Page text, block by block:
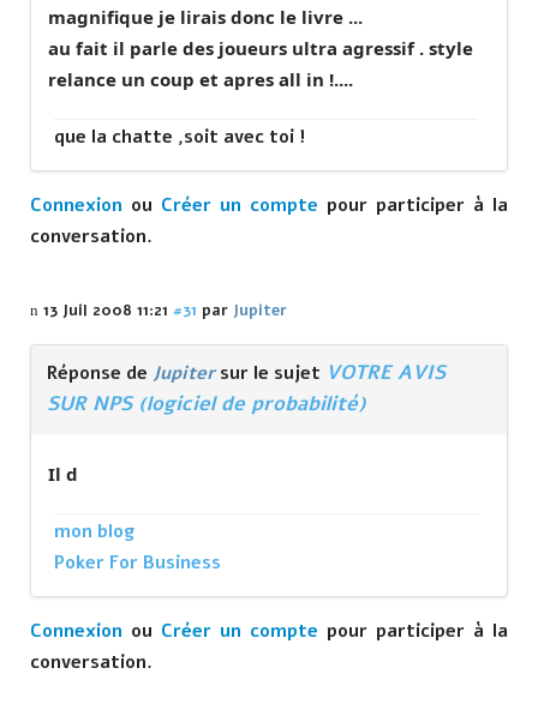
magnifique je lirais donc le livre ...
au fait il parle des joueurs ultra agressif . style
relance un coup et apres all in !....
que la chatte ,soit avec toi !
Connexion ou Créer un compte pour participer à la
conversation.
13 Juil 2008 11:21 #31 par Jupiter
Réponse de Jupitersur le sujet VOTRE AVIS
SUR NPS (logiciel de probabilité)
Il d
mon blog
Poker For Business
Connexion ou Créer un compte pour participer à la
conversation.